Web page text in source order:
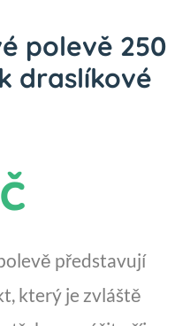
polevě 250
draslíkové
představují
který je zvláště